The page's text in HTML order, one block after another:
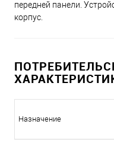
передней панели.
корпус.
Назначение